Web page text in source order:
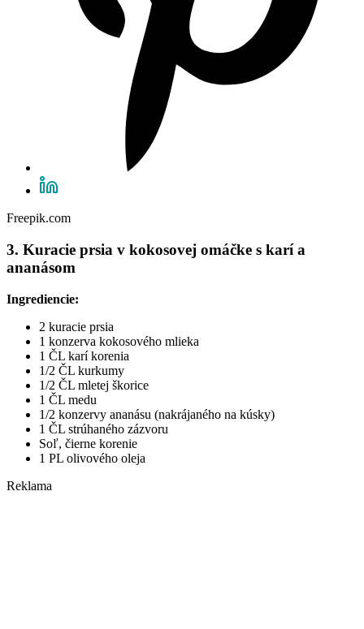
Freepik.com
3. Kuracie prsia v kokosovej omáčke s karí a
ananásom
Ingrediencie:
2 kuracie prsia
1 konzerva kokosového mlieka
1 ČL karí korenia
1/2 ČL kurkumy
1/2 ČL mletej škorice
1 ČL medu
1/2 konzervy ananásu (nakrájaného na kúsky)
1 ČL strúhaného zázvoru
Soľ, čierne korenie
1 PL olivového oleja
Reklama